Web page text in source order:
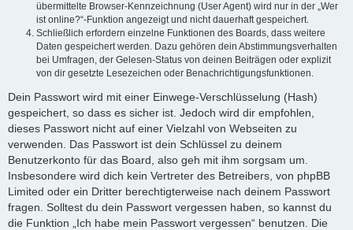
übermittelte Browser-Kennzeichnung (User Agent) wird nur in der „Wer
ist online?“-Funktion angezeigt und nicht dauerhaft gespeichert.
Schließlich erfordern einzelne Funktionen des Boards, dass weitere
Daten gespeichert werden. Dazu gehören dein Abstimmungsverhalten
bei Umfragen, der Gelesen-Status von deinen Beiträgen oder explizit
von dir gesetzte Lesezeichen oder Benachrichtigungsfunktionen.
Dein Passwort wird mit einer Einwege-Verschlüsselung (Hash)
gespeichert, so dass es sicher ist. Jedoch wird dir empfohlen,
dieses Passwort nicht auf einer Vielzahl von Webseiten zu
verwenden. Das Passwort ist dein Schlüssel zu deinem
Benutzerkonto für das Board, also geh mit ihm sorgsam um.
Insbesondere wird dich kein Vertreter des Betreibers, von phpBB
Limited oder ein Dritter berechtigterweise nach deinem Passwort
fragen. Solltest du dein Passwort vergessen haben, so kannst du
die Funktion „Ich habe mein Passwort vergessen“ benutzen. Die